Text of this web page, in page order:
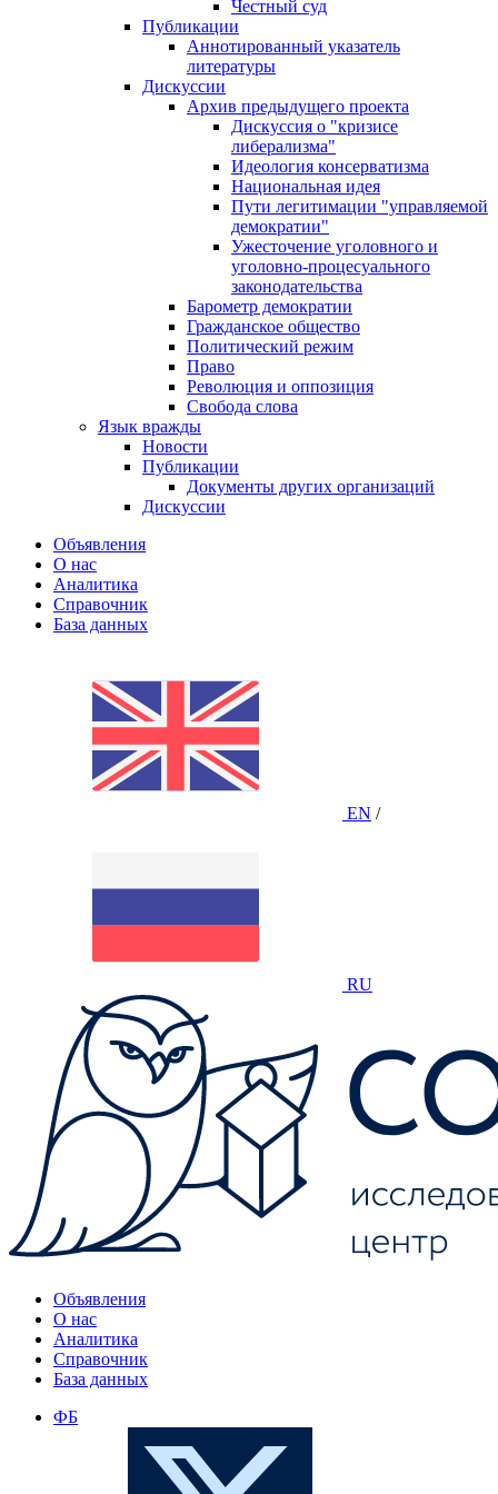
Честный суд
Публикации
Аннотированный указатель
литературы
Дискуссии
Архив предыдущего проекта
Дискуссия о "кризисе
либерализма"
Идеология консерватизма
Национальная идея
Пути легитимации "управляемой
демократии"
Ужесточение уголовного и
уголовно-процесуального
законодательства
Барометр демократии
Гражданское общество
Политический режим
Право
Революция и оппозиция
Свобода слова
Язык вражды
Новости
Публикации
Документы других организаций
Дискуссии
Объявления
О нас
Аналитика
Справочник
База данных
EN /
RU
Объявления
О нас
Аналитика
Справочник
База данных
ФБ